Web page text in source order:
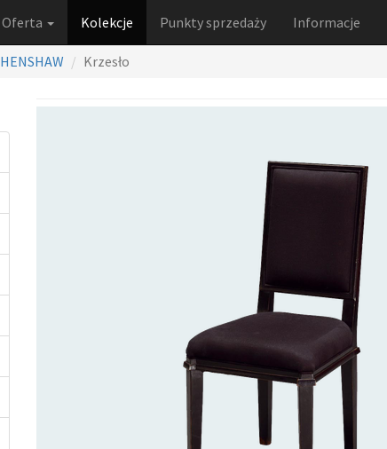
Oferta Kolekcje Punkty sprzedaży Informacje
HENSHAW Krzesło